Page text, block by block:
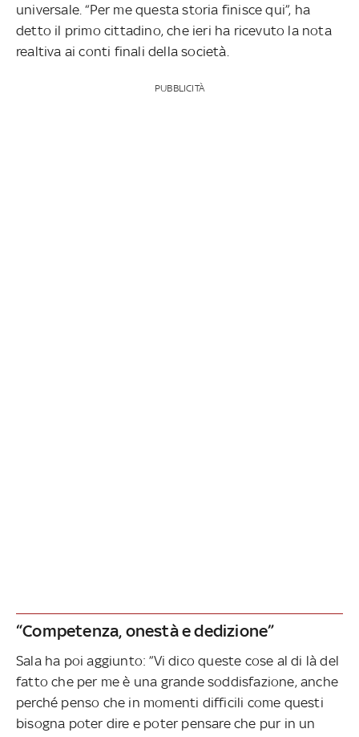
universale. “Per me questa storia finisce qui”, ha
detto il primo cittadino, che ieri ha ricevuto la nota
realtiva ai conti finali della società.
PUBBLICITÀ
“Competenza, onestà e dedizione”
Sala ha poi aggiunto: ”Vi dico queste cose al di là del
fatto che per me è una grande soddisfazione, anche
perché penso che in momenti difficili come questi
bisogna poter dire e poter pensare che pur in un